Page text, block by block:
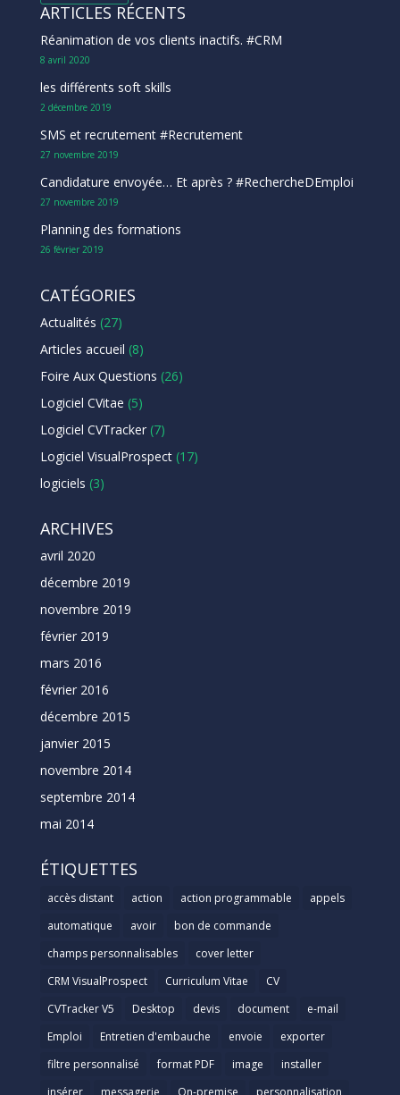
ARTICLES RÉCENTS
Réanimation de vos clients inactifs. #CRM
8 avril 2020
les différents soft skills
2 décembre 2019
SMS et recrutement #Recrutement
27 novembre 2019
Candidature envoyée… Et après ? #RechercheDEmploi
27 novembre 2019
Planning des formations
26 février 2019
CATÉGORIES
Actualités (27)
Articles accueil (8)
Foire Aux Questions (26)
Logiciel CVitae (5)
Logiciel CVTracker(7)
Logiciel VisualProspect(17)
logiciels (3)
ARCHIVES
avril 2020
décembre 2019
novembre 2019
février 2019
mars 2016
février 2016
décembre 2015
janvier 2015
novembre 2014
septembre 2014
mai 2014
ÉTIQUETTES
accès distant action action programmable
appels
automatique
avoir
bon de commande
champs personnalisables
cover letter
CRM VisualProspect
Curriculum Vitae
CV
CVTracker V5
Desktop devis document
e-mail
Emploi
Entretien d'embauche envoie
exporter
filtre personnalisé
format PDF image
installer
insérer
messagerie On-premise personnalisation